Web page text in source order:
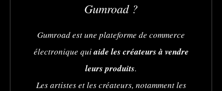
Gumroad ?
Gumroad est une plateforme de commerce
électronique quiaide les créateurs à vendre
leurs produits.
Les artistes et les créateurs, notamment les